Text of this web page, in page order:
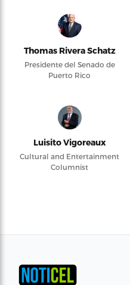
Thomas Rivera Schatz
Presidente del Senado de
Puerto Rico
Luisito Vigoreaux
Cultural and Entertainment
Columnist